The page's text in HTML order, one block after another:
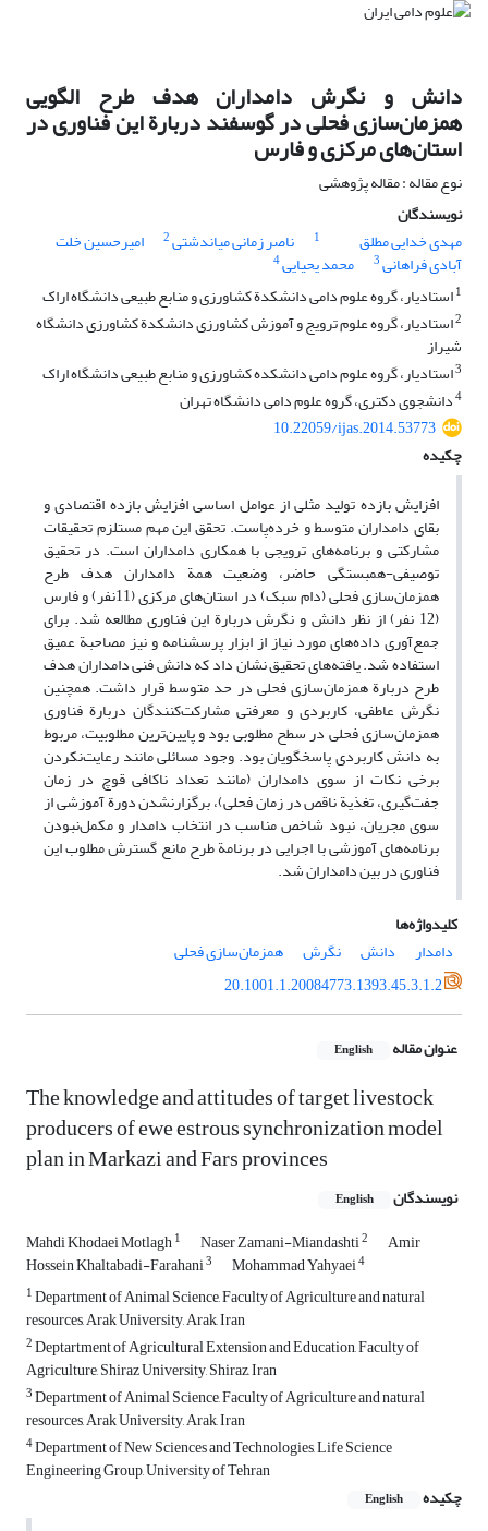
دانش و نگرش دامداران هدف طرح الگویی
همزمان‌سازی فحلی در گوسفند دربارة این فناوری در
استان‌های مرکزی و فارس
نوع مقاله : مقاله پژوهشی
نویسندگان
مهدی خدایی مطلق
1 ناصر زمانی میاندشتی2 امیرحسین خلت
آبادی فراهانی3 محمد یحیایی4
1استادیار، گروه علوم دامی دانشکدة کشاورزی و منابع طبیعی دانشگاه اراک
2استادیار، گروه علوم ترویج و آموزش کشاورزی دانشکدة کشاورزی دانشگاه
شیراز
3استادیار، گروه علوم دامی دانشکده کشاورزی و منابع طبیعی دانشگاه اراک
4دانشجوی دکتری، گروه علوم دامی دانشگاه تهران
10.22059/ijas.2014.53773
چکیده
افزایش بازده تولید مثلی از عوامل اساسی افزایش بازده اقتصادی و
بقای دامداران متوسط و خرده‌پاست. تحقق این مهم مستلزم تحقیقات
مشارکتی و برنامه‌های ترویجی با همکاری دامداران است. در تحقیق
توصیفی-همبستگی حاضر، وضعیت همة دامداران هدف طرح
همزمان‌سازی فحلی (دام سبک) در استان‌های مرکزی (11نفر) و فارس
(12 نفر) از نظر دانش و نگرش دربارة این فناوری مطالعه شد. برای
جمع‌آوری داده‌های مورد نیاز از ابزار پرسشنامه و نیز مصاحبة عمیق
استفاده شد. یافته‌های تحقیق نشان داد که دانش فنی دامداران هدف
طرح دربارة همزمان‌سازی فحلی در حد متوسط قرار داشت. همچنین
نگرش عاطفی، کاربردی و معرفتی مشارکت‌کنندگان دربارة فناوری
همزمان‌سازی فحلی در سطح مطلوبی بود و پایین‌ترین مطلوبیت، مربوط
به دانش کاربردی پاسخگویان بود. وجود مسائلی مانند رعایت‌نکردن
برخی نکات از سوی دامداران (مانند تعداد ناکافی قوچ در زمان
جفت‌گیری، تغذیة ناقص در زمان فحلی)، برگزارنشدن دورة آموزشی از
سوی مجریان، نبود شاخص مناسب در انتخاب دامدار و مکمل‌نبودن
برنامه‌های آموزشی با اجرایی در برنامة طرح مانع گسترش مطلوب این
فناوری در بین دامداران شد.
کلیدواژه‌ها
دامدار
دانش نگرش
همزمان‌سازی فحلی
20.1001.1.20084773.1393.45.3.1.2
عنوان مقاله English
The knowledge and attitudes of target livestock
producers of ewe estrous synchronization model
plan in Markazi and Fars provinces
نویسندگان English
Mahdi Khodaei Motlagh1 Naser Zamani-Miandashti2 Amir
Hossein Khaltabadi-Farahani3 Mohammad Yahyaei4
1Department of Animal Science, Faculty of Agriculture and natural
resources, Arak University, Arak, Iran
2Deptartment of Agricultural Extension and Education, Faculty of
Agriculture, Shiraz University, Shiraz, Iran
3Department of Animal Science, Faculty of Agriculture and natural
resources, Arak University, Arak, Iran
4Department of New Sciences and Technologies, Life Science
Engineering Group, University of Tehran
چکیده
English